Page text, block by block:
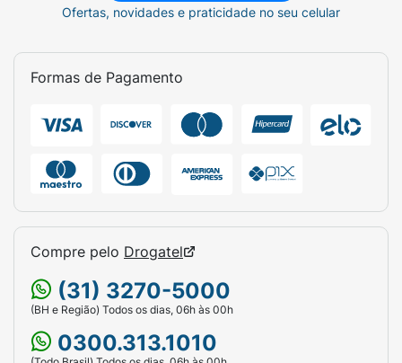
Ofertas, novidades e praticidade no seu celular
Formas de Pagamento
Compre pelo Drogatel
(31) 3270-5000
(BH e Região) Todos os dias, 06h às 00h
0300.313.1010